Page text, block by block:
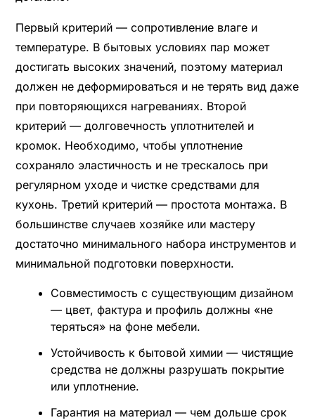
Первый критерий — сопротивление влаге и
температуре. В бытовых условиях пар может
достигать высоких значений, поэтому материал
должен не деформироваться и не терять вид даже
при повторяющихся нагреваниях. Второй
критерий — долговечность уплотнителей и
кромок. Необходимо, чтобы уплотнение
сохраняло эластичность и не трескалось при
регулярном уходе и чистке средствами для
кухонь. Третий критерий — простота монтажа. В
большинстве случаев хозяйке или мастеру
достаточно минимального набора инструментов и
минимальной подготовки поверхности.
Совместимость с существующим дизайном
— цвет, фактура и профиль должны «не
теряться» на фоне мебели.
Устойчивость к бытовой химии — чистящие
средства не должны разрушать покрытие
или уплотнение.
Гарантия на материал — чем дольше срок